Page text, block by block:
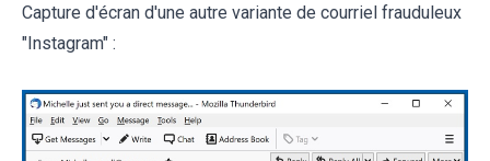
Capture d'écran d'une autre variante de courriel frauduleux
"Instagram" :